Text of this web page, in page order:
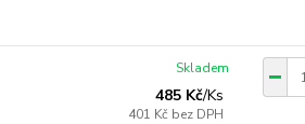
485 Kč/Ks
401 Kč bez DPH
Skladem